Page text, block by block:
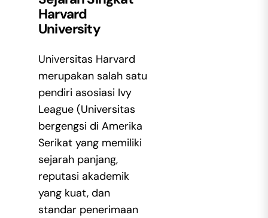
Harvard
University
Universitas Harvard
merupakan salah satu
pendiri asosiasi Ivy
League (Universitas
bergengsi di Amerika
Serikat yang memiliki
sejarah panjang,
reputasi akademik
yang kuat, dan
standar penerimaan